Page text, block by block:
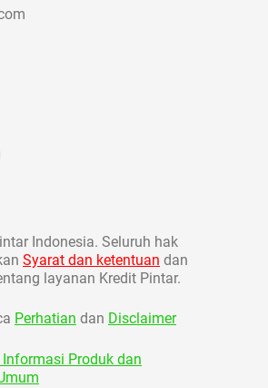
Indonesia. Seluruh hak
Syarat dan ketentuan dan
layanan Kredit Pintar.
Perhatian dan Disclaimer
Produk dan